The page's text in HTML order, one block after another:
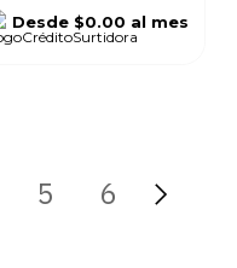
Desde $0.00 al mes
5 6